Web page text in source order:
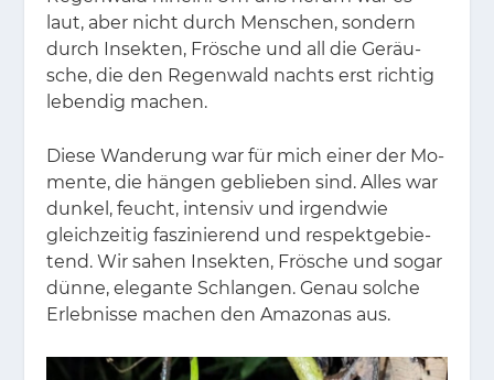
laut, aber nicht durch Men­schen, son­dern
durch In­sek­ten, Frö­sche und all die Ge­räu­
sche, die den Re­gen­wald nachts erst rich­tig
le­ben­dig ma­chen.
Die­se Wan­de­rung war für mich ei­ner der Mo­
men­te, die hän­gen ge­blie­ben sind. Al­les war
dun­kel, feucht, in­ten­siv und ir­gend­wie
gleich­zei­tig fas­zi­nie­rend und re­spekt­ge­bie­
tend. Wir sa­hen In­sek­ten, Frö­sche und so­gar
dün­ne, ele­gan­te Schlan­gen. Ge­nau sol­che
Er­leb­nis­se ma­chen den Ama­zo­nas aus.